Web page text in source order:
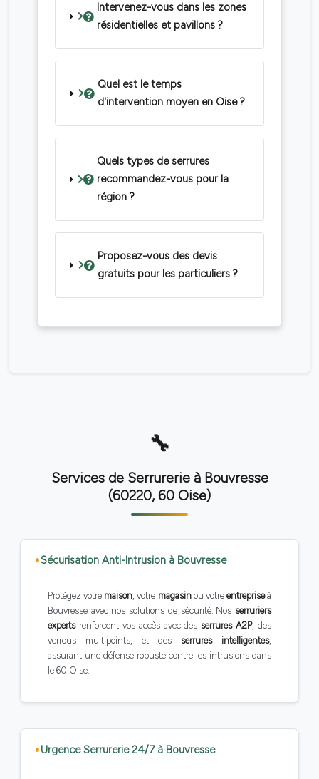
Intervenez-vous dans les zones
résidentielles et pavillons ?
Quel est le temps
d'intervention moyen en Oise ?
Quels types de serrures
recommandez-vous pour la
région ?
Proposez-vous des devis
gratuits pour les particuliers ?
Services de Serrurerie à Bouvresse
(60220, 60 Oise)
Sécurisation Anti-Intrusion à Bouvresse
Protégez votre maison, votre magasinou votre entrepriseà
Bouvresse avec nos solutions de sécurité. Nos serruriers
expertsrenforcent vos accès avec des serrures A2P, des
verrous multipoints, et des serrures intelligentes,
assurant une défense robuste contre les intrusions dans
le 60 Oise.
Urgence Serrurerie 24/7 à Bouvresse